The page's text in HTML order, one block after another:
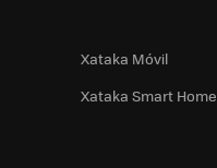
Xataka Móvil
Xataka Smart Home